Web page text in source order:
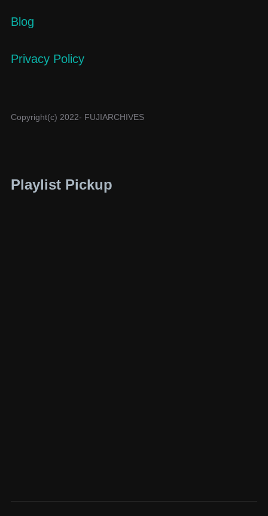
Blog
Privacy Policy
Copyright(c) 2022- FUJIARCHIVES
Playlist Pickup